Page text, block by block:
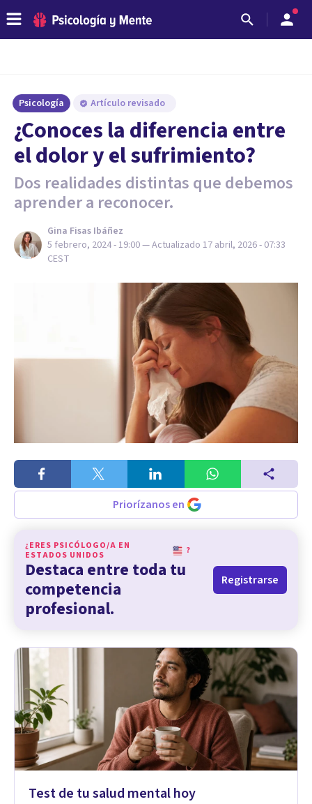
Psicología Artículo revisado
¿Conoces la diferencia entre
el dolor y el sufrimiento?
Dos realidades distintas que debemos
aprender a reconocer.
Gina Fisas Ibáñez
5 febrero, 2024 - 19:00— Actualizado 17 abril, 2026 - 07:33
CEST
Priorízanos en
¿ERES PSICÓLOGO/A EN
ESTADOS UNIDOS
?
Destaca entre toda tu
competencia
profesional.
Registrarse
Test de tu salud mental hoy